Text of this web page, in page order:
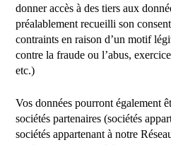
donner accès à des tiers aux
préalablement recueilli son
contraints en raison d’un motif
contre la fraude ou l’abus,
etc.)
Vos données pourront également
sociétés partenaires (sociétés
sociétés appartenant à notre